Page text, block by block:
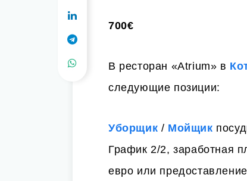
700€
В ресторан «Atrium» в
следующие позиции:
Уборщик / Мойщик
График 2/2, заработная
евро или